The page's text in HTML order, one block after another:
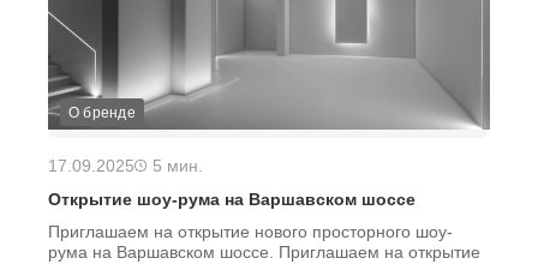
О бренде
17.09.2025
5 мин.
Открытие шоу-рума на Варшавском шоссе
Приглашаем на открытие нового просторного шоу-
рума на Варшавском шоссе. Приглашаем на открытие